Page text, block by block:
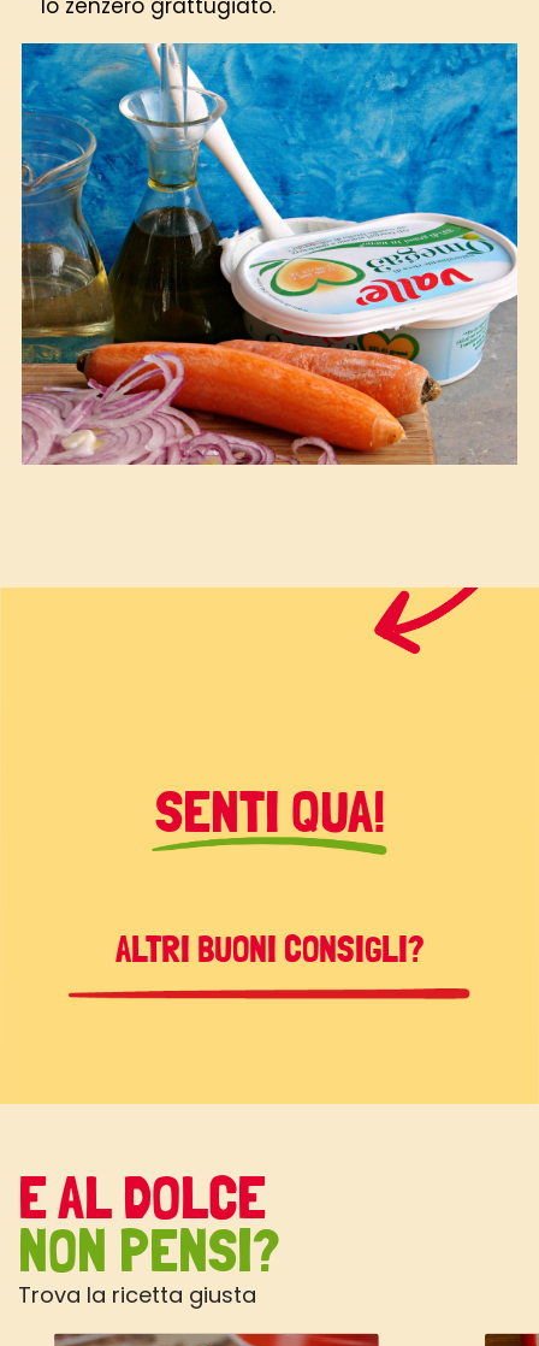
lo zenzero grattugiato.
SENTI QUA!
ALTRI BUONI CONSIGLI?
E AL DOLCE
NON PENSI?
Trova la ricetta giusta